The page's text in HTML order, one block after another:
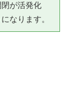
が活発化